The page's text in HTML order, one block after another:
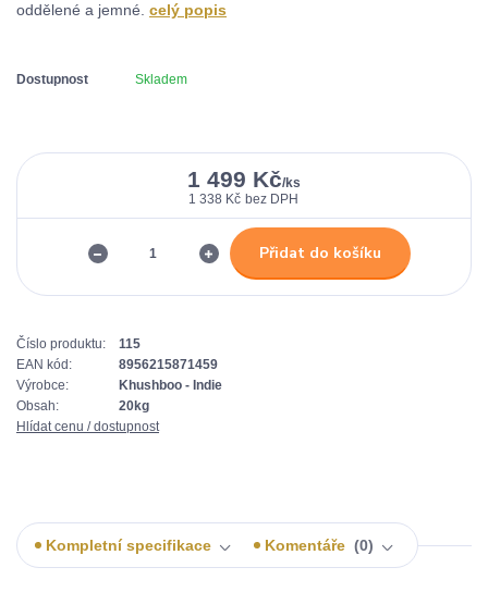
oddělené a jemné. celý popis
Dostupnost Skladem
1 499 Kč/ks
1 338 Kč bez DPH
Přidat do košíku
Číslo produktu:
115
EAN kód:
8956215871459
Výrobce:
Khushboo - Indie
Obsah:
20kg
Hlídat cenu / dostupnost
Kompletní specifikace Komentáře 0